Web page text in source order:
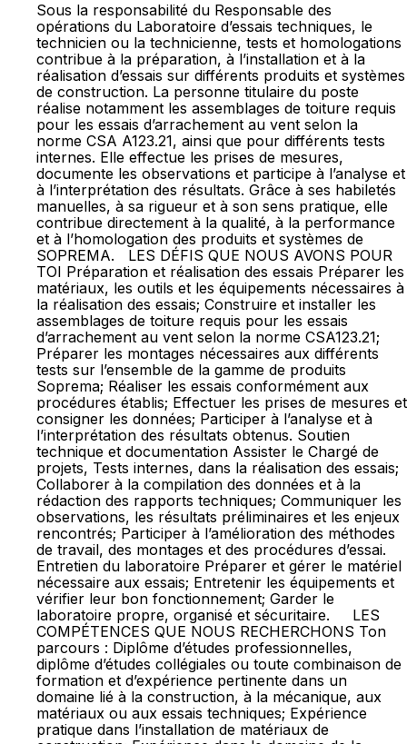
Sous la responsabilité du Responsable des
opérations du Laboratoire d’essais techniques, le
technicien ou la technicienne, tests et homologations
contribue à la préparation, à l’installation et à la
réalisation d’essais sur différents produits et systèmes
de construction. La personne titulaire du poste
réalise notamment les assemblages de toiture requis
pour les essais d’arrachement au vent selon la
norme CSA A123.21, ainsi que pour différents tests
internes. Elle effectue les prises de mesures,
documente les observations et participe à l’analyse et
à l’interprétation des résultats. Grâce à ses habiletés
manuelles, à sa rigueur et à son sens pratique, elle
contribue directement à la qualité, à la performance
et à l’homologation des produits et systèmes de
SOPREMA. LES DÉFIS QUE NOUS AVONS POUR
TOI Préparation et réalisation des essais Préparer les
matériaux, les outils et les équipements nécessaires à
la réalisation des essais; Construire et installer les
assemblages de toiture requis pour les essais
d’arrachement au vent selon la norme CSA123.21;
Préparer les montages nécessaires aux différents
tests sur l’ensemble de la gamme de produits
Soprema; Réaliser les essais conformément aux
procédures établis; Effectuer les prises de mesures et
consigner les données; Participer à l’analyse et à
l’interprétation des résultats obtenus. Soutien
technique et documentation Assister le Chargé de
projets, Tests internes, dans la réalisation des essais;
Collaborer à la compilation des données et à la
rédaction des rapports techniques; Communiquer les
observations, les résultats préliminaires et les enjeux
rencontrés; Participer à l’amélioration des méthodes
de travail, des montages et des procédures d’essai.
Entretien du laboratoire Préparer et gérer le matériel
nécessaire aux essais; Entretenir les équipements et
vérifier leur bon fonctionnement; Garder le
laboratoire propre, organisé et sécuritaire. LES
COMPÉTENCES QUE NOUS RECHERCHONS Ton
parcours : Diplôme d’études professionnelles,
diplôme d’études collégiales ou toute combinaison de
formation et d’expérience pertinente dans un
domaine lié à la construction, à la mécanique, aux
matériaux ou aux essais techniques; Expérience
pratique dans l’installation de matériaux de